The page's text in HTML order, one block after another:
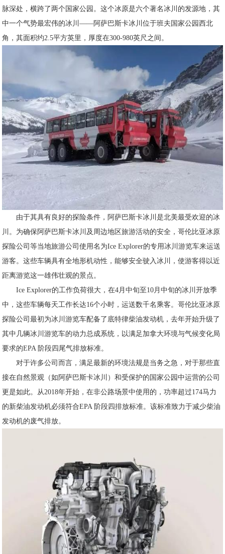
脉深处，横跨了两个国家公园。这个冰原是六个著名冰川的发源地，其
中一个气势最宏伟的冰川——阿萨巴斯卡冰川位于班夫国家公园西北
角，其面积约2.5平方英里，厚度在300-980英尺之间。
由于其具有良好的探险条件，阿萨巴斯卡冰川是北美最受欢迎的冰
川。为确保阿萨巴斯卡冰川及周边地区旅游活动的安全，哥伦比亚冰原
探险公司等当地旅游公司使用名为Ice Explorer的专用冰川游览车来运送
游客。这些车辆具有全地形机动性，能够安全驶入冰川，使游客得以近
距离游览这一雄伟壮观的景点。
Ice Explorer的工作负荷很大，在4月中旬至10月中旬的冰川开放季
中，这些车辆每天工作长达16个小时，运送数千名乘客。哥伦比亚冰原
探险公司最初为冰川游览车配备了底特律柴油发动机，去年开始升级了
其中几辆冰川游览车的动力总成系统，以满足加拿大环境与气候变化局
要求的EPA 阶段四尾气排放标准。
对于许多公司而言，满足最新的环境法规是当务之急，对于那些直
接在自然景观（如阿萨巴斯卡冰川）和受保护的国家公园中运营的公司
更是如此。从2018年开始，在非公路场景中使用的，功率超过174马力
的新柴油发动机必须符合EPA 阶段四排放标准。该标准致力于减少柴油
发动机的废气排放。